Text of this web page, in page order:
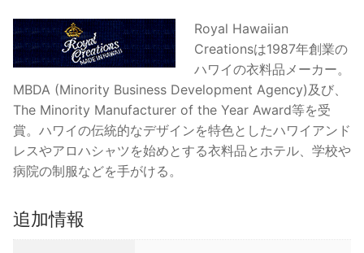
ビ
ス
カ
ス・
ギ
ャ
ザ
ー
ス
Royal Hawaiian
Creationsは1987年創業の
ハワイの衣料品メーカー。
MBDA (Minority Business Development Agency)及び、
The Minority Manufacturer of the Year Award等を受
賞。ハワイの伝統的なデザインを特色としたハワイアンド
レスやアロハシャツを始めとする衣料品とホテル、学校や
病院の制服などを手がける。
追加情報